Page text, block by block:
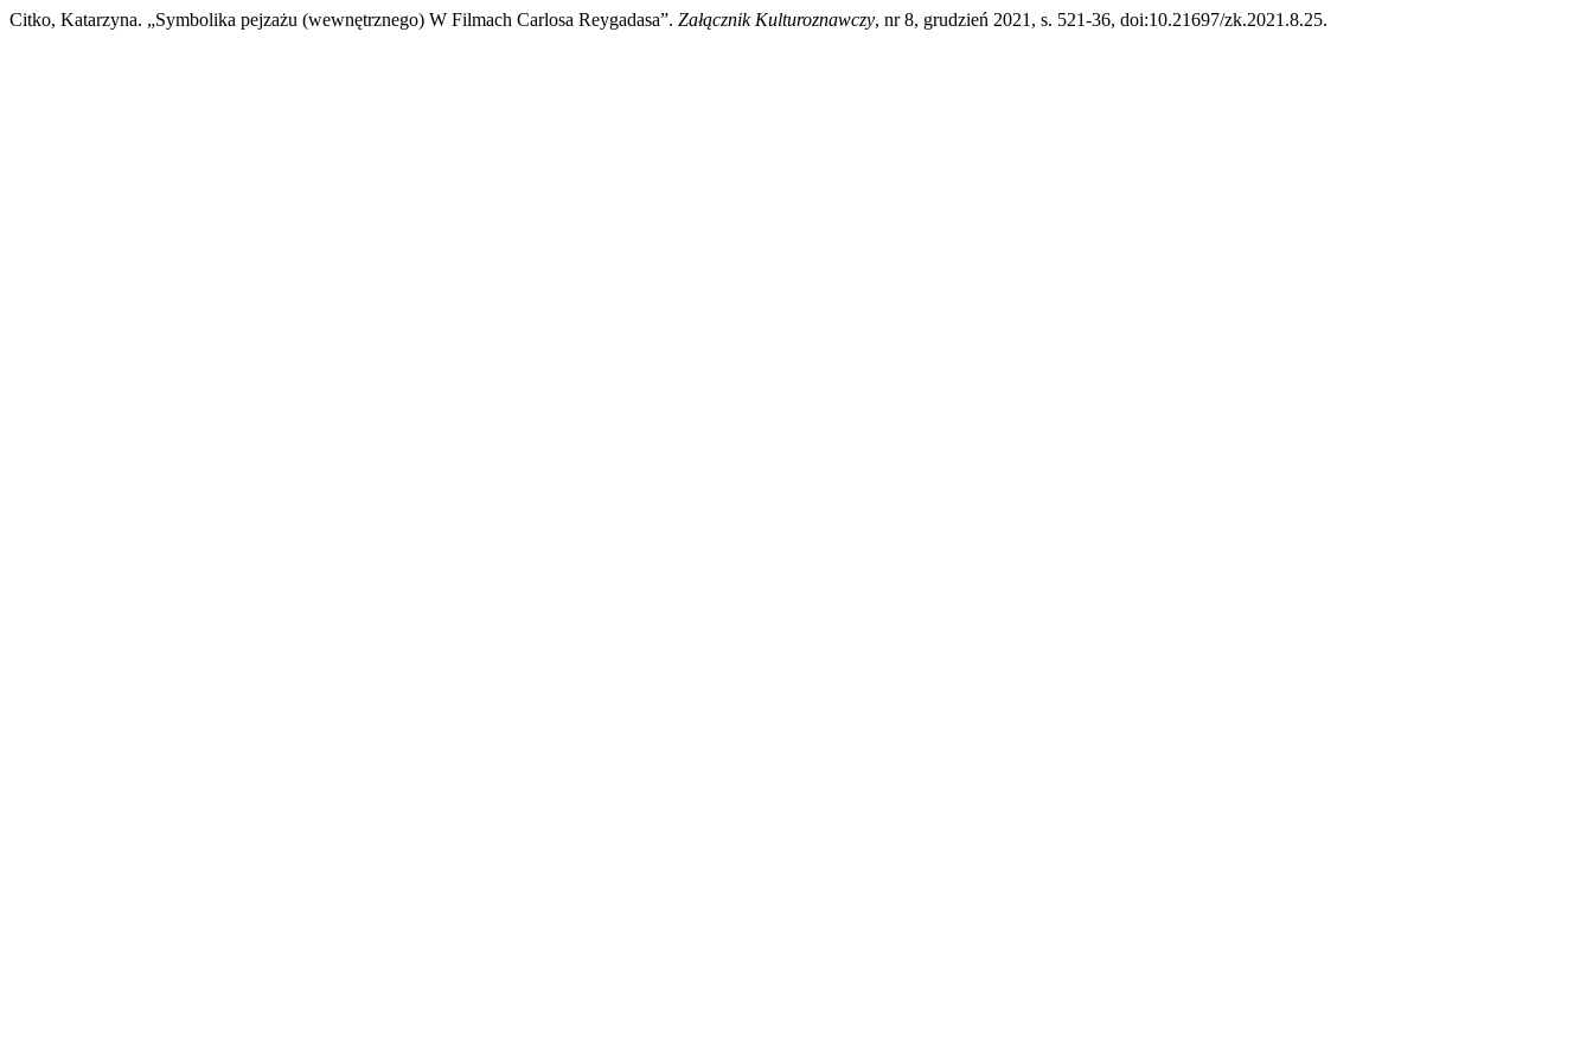
Citko, Katarzyna. „Symbolika pejzażu (wewnętrznego) W Filmach Carlosa Reygadasa”. Załącznik Kulturoznawczy, nr 8, grudzień 2021, s. 521-36, doi:10.21697/zk.2021.8.25.